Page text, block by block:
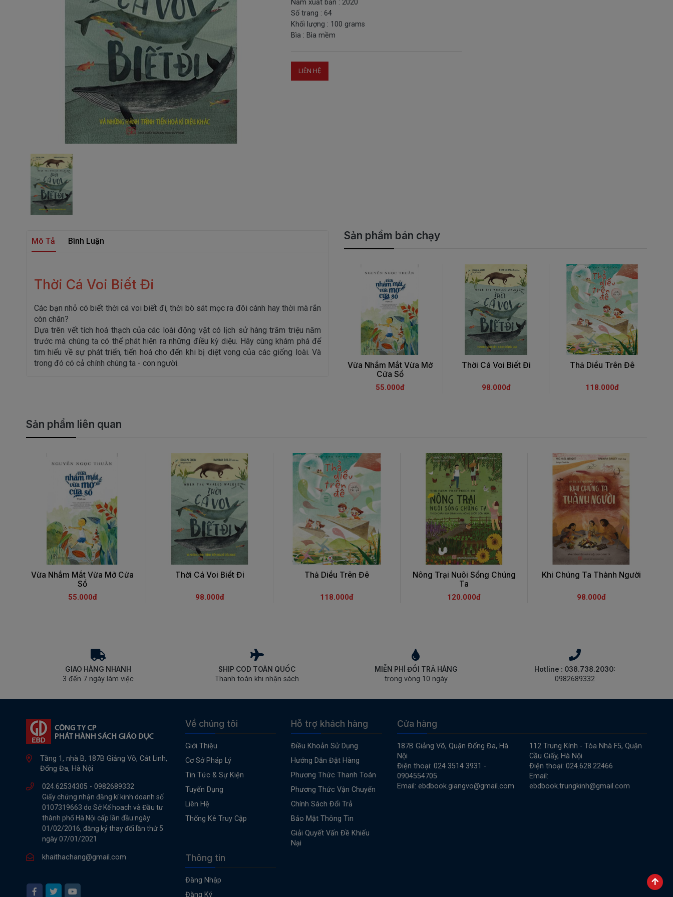
Năm xuất bản : 2020
Số trang : 64
Khối lượng : 100 grams
Bìa : Bìa mềm
LIÊN HỆ
Mô Tả Bình Luận
Thời Cá Voi Biết Đi
Các bạn nhỏ có biết thời cá voi biết đi, thời bò sát mọc ra đôi cánh hay thời mà rắn
còn chân?
Dựa trên vết tích hoá thạch của các loài động vật có lịch sử hàng trăm triệu năm
trước mà chúng ta có thể phát hiện ra những điều kỳ diệu. Hãy cùng khám phá để
tim hiểu về sự phát triển, tiến hoá cho đến khi bị diệt vong của các giống loài. Và
trong đó có cả chính chúng ta - con người.
Sản phẩm bán chạy
Vừa Nhắm Mắt Vừa Mở
Cửa Sổ
55.000đ
Thời Cá Voi Biết Đi
98.000đ
Thả Diều Trên Đê
118.000đ
Sản phẩm liên quan
Vừa Nhắm Mắt Vừa Mở Cửa
Sổ
55.000đ
Thời Cá Voi Biết Đi
98.000đ
Thả Diều Trên Đê
118.000đ
Nông Trại Nuôi Sống Chúng
Ta
120.000đ
Khi Chúng Ta Thành Người
98.000đ
GIAO HÀNG NHANH
3 đến 7 ngày làm việc
SHIP COD TOÀN QUỐC
Thanh toán khi nhận sách
MIỄN PHÍ ĐỔI TRẢ HÀNG
trong vòng 10 ngày
Hotline : 038.738.2030:
0982689332
Tầng 1, nhà B, 187B Giảng Võ, Cát Linh,
Đống Đa, Hà Nội
024.62534305 - 0982689332
Giấy chứng nhận đăng kí kinh doanh số
0107319663 do Sở Kế hoach và Đầu tư
thành phố Hà Nội cấp lần đầu ngày
01/02/2016, đăng ký thay đổi lần thứ 5
ngày 07/01/2021
khaithachang@gmail.com
Về chúng tôi
Giới Thiệu
Cơ Sở Pháp Lý
Tin Tức & Sự Kiện
Tuyển Dụng
Liên Hệ
Thống Kê Truy Cập
Hỗ trợ khách hàng
Điều Khoản Sử Dụng
Hướng Dẫn Đặt Hàng
Phương Thức Thanh Toán
Phương Thức Vận Chuyển
Chính Sách Đổi Trả
Bảo Mật Thông Tin
Giải Quyết Vấn Đề Khiếu
Nại
Thông tin
Đăng Nhập
Đăng Ký
Cửa hàng
187B Giảng Võ, Quận Đống Đa, Hà
Nội
Điện thoại: 024 3514 3931 -
0904554705
Email: ebdbook.giangvo@gmail.com
112 Trung Kính - Tòa Nhà F5, Quận
Cầu Giấy, Hà Nội
Điện thoại: 024.628.22466
Email:
ebdbook.trungkinh@gmail.com